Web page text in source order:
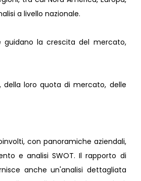
a livello nazionale.
la crescita del mercato,
della loro quota di mercato, delle
con panoramiche aziendali,
e analisi SWOT. Il rapporto di
anche un'analisi dettagliata